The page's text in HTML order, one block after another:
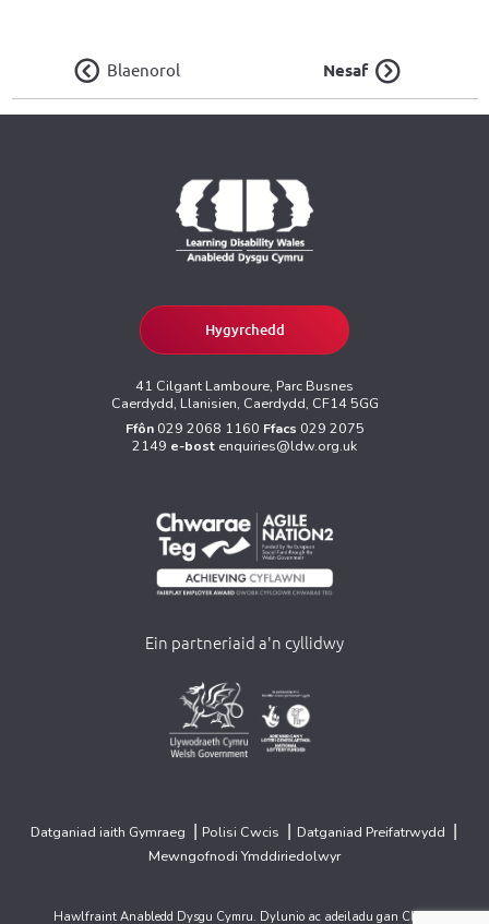
Blaenorol Nesaf
Hygyrchedd
41 Cilgant Lamboure, Parc Busnes
Caerdydd, Llanisien, Caerdydd, CF14 5GG
Ffôn 029 2068 1160 Ffacs 029 2075
2149 e-bost enquiries@ldw.org.uk
Ein partneriaid a'n cyllidwy
Datganiad iaith Gymraeg Polisi Cwcis Datganiad Preifatrwydd
Mewngofnodi Ymddiriedolwyr
Hawlfraint Anabledd Dysgu Cymru. Dylunio ac adeiladu gan CREO